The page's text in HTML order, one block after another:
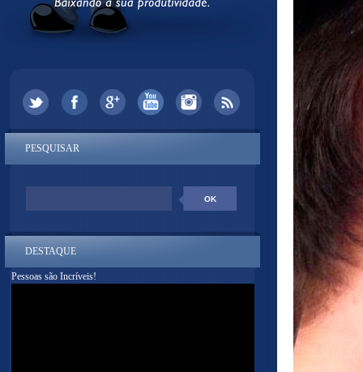
PESQUISAR
DESTAQUE
Pessoas são Incríveis!